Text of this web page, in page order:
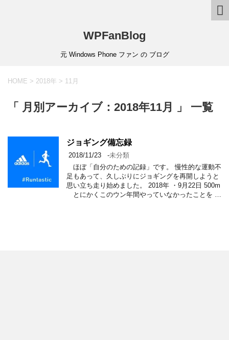
WPFanBlog
元 Windows Phone ファン の ブログ
HOME > 2018年 > 11月
「 月別アーカイブ：2018年11月 」 一覧
ジョギング備忘録
2018/11/23 -未分類
ほぼ「自分のための記録」です。 慢性的な運動不
足もあって、久しぶりにジョギングを再開しようと
思い立ち走り始めました。 2018年 ・9月22日 500m
とにかくこのウン年間やっていなかったことを …